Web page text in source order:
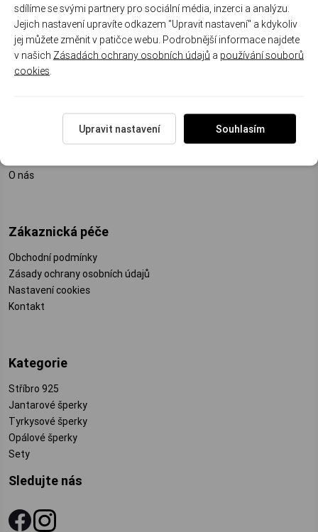
Mohlo by Vás zajímat
Doprava a platba
Velkoobchodní podmínky
Reklamační formulář
Puncovní značky
O nás
Zákaznická péče
Obchodní podmínky
Zásady ochrany osobních údajů
Nastavení cookies
Kontakt
Kategorie
Stříbro 925
Jantarové šperky
Tyrkysové šperky
Opálové šperky
Sety
Sledujte nás
sdílíme se svými partnery pro sociální média, inzerci a analýzu.
Jejich nastavení upravíte odkazem "Upravit nastavení" a kdykoliv
jej můžete změnit v patičce webu. Podrobnější informace najdete
v našich Zásadách ochrany osobních údajů a používání souborů
cookies
Upravit nastavení Souhlasím